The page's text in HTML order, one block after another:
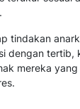
tindakan
dengan tertib,
mereka